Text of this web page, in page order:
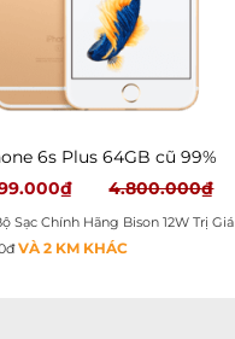
6s Plus 64GB cũ 99%
₫ 4.800.000₫
Sạc Chính Hãng Bison 12W Trị Giá
VÀ 2 KM KHÁC